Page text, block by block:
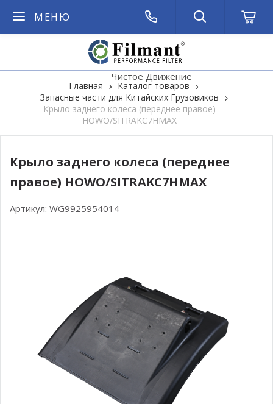
МЕНЮ
Чистое Движение
Главная
Каталог товаров
Запасные части для Китайских Грузовиков
Крыло заднего колеса (переднее правое)
HOWO/SITRAKC7HMAX
Крыло заднего колеса (переднее
правое) HOWO/SITRAKC7HMAX
Артикул: WG9925954014